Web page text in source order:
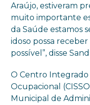
Araújo, estiveram
muito importante
da Saúde estamos
idoso possa
possível”, disse
O Centro
Ocupacional
Municipal de